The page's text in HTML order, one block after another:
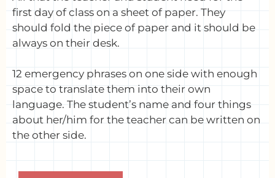
first day of class on a sheet of paper. They
should fold the piece of paper and it should be
always on their desk.
12 emergency phrases on one side with enough
space to translate them into their own
language. The student’s name and four things
about her/him for the teacher can be written on
the other side.